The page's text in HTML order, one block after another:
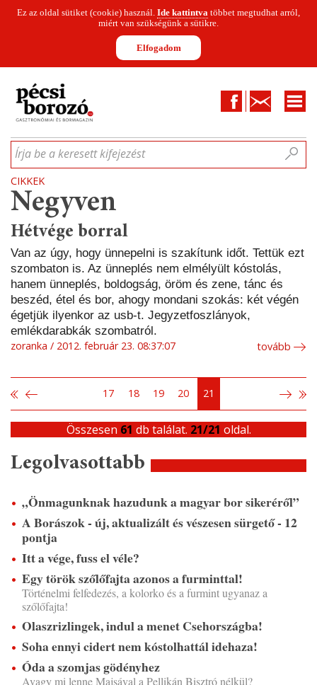
Ez az oldal sütiket (cookie) használ. Ide kattintva többet megtudhat arról,
miért van szükségünk a sütikre.
Elfogadom
FacebookKapcsolat
CIKKEKHÍREKINFOGRAFIKÁKMUNKATÁRSAKWINESOFA
Írja be a keresett kifejezést
CIKKEK
Negyven
Hétvége borral
Van az úgy, hogy ünnepelni is szakítunk időt. Tettük ezt
szombaton is. Az ünneplés nem elmélyült kóstolás,
hanem ünneplés, boldogság, öröm és zene, tánc és
beszéd, étel és bor, ahogy mondani szokás: két végén
égetjük ilyenkor az usb-t. Jegyzetfoszlányok,
emlékdarabkák szombatról.
zoranka
2012. február 23. 08:37:07 tovább
17 18 19 20 21
Összesen 61 db találat. 21/21 oldal.
Legolvasottabb
„Önmagunknak hazudunk a magyar bor sikeréről”
A Borászok - új, aktualizált és vészesen sürgető - 12
pontja
Itt a vége, fuss el véle?
Egy török szőlőfajta azonos a furminttal!
Történelmi felfedezés, a kolorko és a furmint ugyanaz a
szőlőfajta!
Olaszrizlingek, indul a menet Csehországba!
Soha ennyi cidert nem kóstolhattál idehaza!
Óda a szomjas gödényhez
Avagy mi lenne Majsával a Pellikán Bisztró nélkül?